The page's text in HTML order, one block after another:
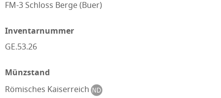
FM-3 Schloss Berge (Buer)
Inventarnummer
GE.53.26
Münzstand
Römisches Kaiserreich